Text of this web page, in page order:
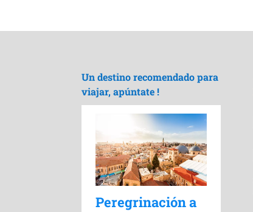
Un destino recomendado para
viajar, apúntate !
Peregrinación a